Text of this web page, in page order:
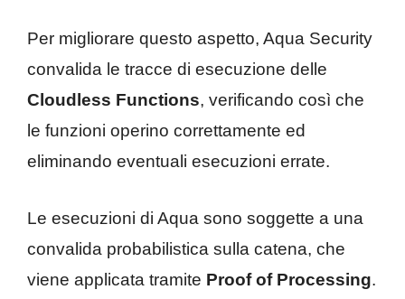
Per migliorare questo aspetto, Aqua Security
convalida le tracce di esecuzione delle
Cloudless Functions, verificando così che
le funzioni operino correttamente ed
eliminando eventuali esecuzioni errate.
Le esecuzioni di Aqua sono soggette a una
convalida probabilistica sulla catena, che
viene applicata tramite Proof of Processing.